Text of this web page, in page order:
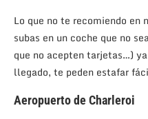
Lo que no te recomiendo en
subas en un coche que no
que no acepten tarjetas…)
llegado, te peden estafar
Aeropuerto de Charleroi